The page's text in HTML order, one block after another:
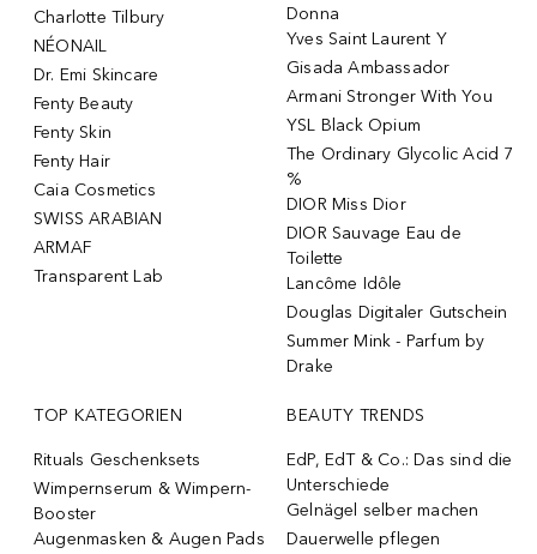
Charlotte Tilbury
NÉONAIL
Dr. Emi Skincare
Fenty Beauty
Fenty Skin
Fenty Hair
Caia Cosmetics
SWISS ARABIAN
ARMAF
Transparent Lab
Donna
Yves Saint Laurent Y
Gisada Ambassador
Armani Stronger With You
YSL Black Opium
The Ordinary Glycolic Acid 7
%
DIOR Miss Dior
DIOR Sauvage Eau de
Toilette
Lancôme Idôle
Douglas Digitaler Gutschein
Summer Mink - Parfum by
Drake
TOP KATEGORIEN
Rituals Geschenksets
Wimpernserum & Wimpern-
Booster
Augenmasken & Augen Pads
BEAUTY TRENDS
EdP, EdT & Co.: Das sind die
Unterschiede
Gelnägel selber machen
Dauerwelle pflegen